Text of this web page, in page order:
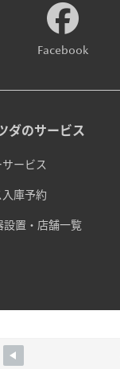
Facebook
ダのサービス
ービス
庫予約
設置・店舗一覧